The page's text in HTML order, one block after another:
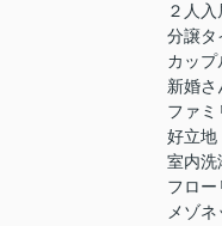
２人
分譲タ
カップ
新婚さ
ファミ
好立地
室内洗
フロー
メゾネ